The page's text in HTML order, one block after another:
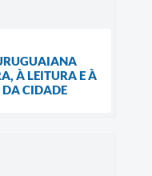
À LEITURA E À
DA CIDADE